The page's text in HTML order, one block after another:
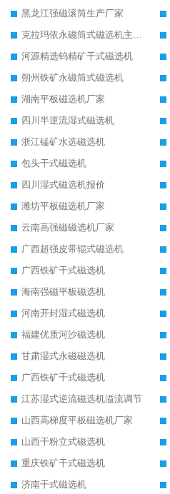
黑龙江强磁滚筒生产厂家
克拉玛依永磁筒式磁选机主要技术参数
河源精选钨精矿干式磁选机
朔州铁矿永磁筒式磁选机
湖南平板磁选机厂家
四川半逆流湿式磁选机
浙江锰矿水选磁选机
包头干式磁选机
四川湿式磁选机报价
潍坊平板磁选机厂家
云南高强磁磁选机厂家
广西超强皮带辊式磁选机
广西铁矿干式磁选机
海南强磁平板磁选机
河南开封湿式磁选机
福建优质河沙磁选机
甘肃湿式永磁磁选机
广西铁矿干式磁选机
江苏湿式逆流磁选机溢流调节
山西高梯度平板磁选机厂家
山西干粉立式磁选机
重庆铁矿干式磁选机
济南干式磁选机